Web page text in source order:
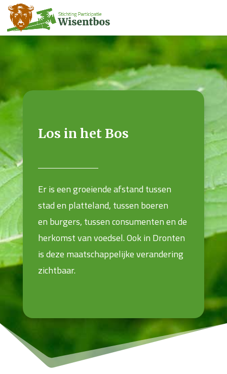
Los in het Bos
Er is een groeiende afstand tussen
stad en platteland, tussen boeren
en burgers, tussen consumenten en de
herkomst van voedsel. Ook in Dronten
is deze maatschappelijke verandering
zichtbaar.